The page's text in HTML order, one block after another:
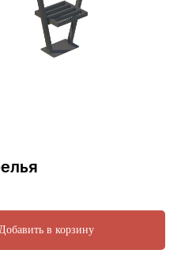
в корзину